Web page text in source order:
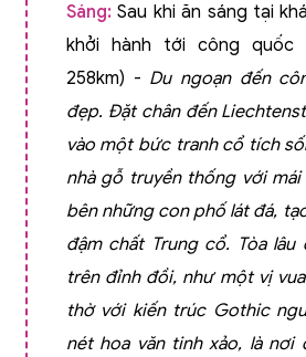
Sáng:Sau khi ăn sáng tại
khởi hành tới công quốc
258km) - Du ngoạn đến
đẹp. Đặt chân đến
vào một bức tranh cổ tích
nhà gỗ truyền thống với
bên những con phố lát đá,
đậm chất Trung cổ. Tòa lâu
trên đỉnh đồi, như một vị
thờ với kiến trúc Gothic
nét hoa văn tinh xảo, là nơi